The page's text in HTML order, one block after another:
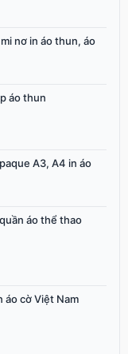
nơ in áo thun, áo
áo thun
A3, A4 in áo
áo thể thao
áo cờ Việt Nam